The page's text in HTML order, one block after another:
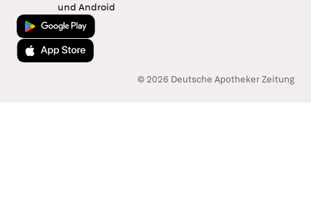
und Android
Jetzt bei Google Play
Laden im App Store
© 2026 Deutsche Apotheker Zeitung